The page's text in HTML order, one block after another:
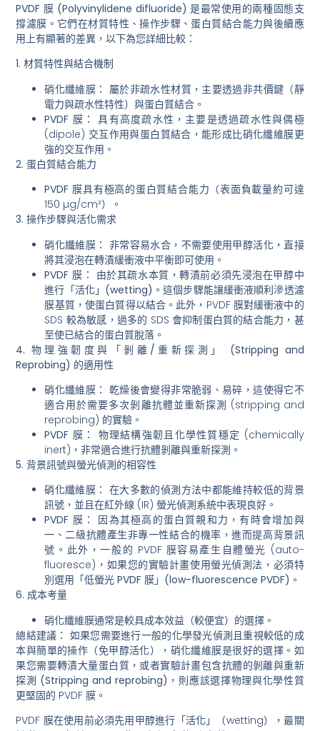
PVDF 膜 (Polyvinylidene difluoride) 是最常使用的兩種固態支
撐濾膜。它們在材質特性、操作步驟、蛋白質結合能力與後續應
用上有顯著的差異，以下為您詳細比較：
1. 材質特性與結合機制
硝化纖維膜： 屬於非疏水性材質，主要透過非共價鍵（靜
電力與疏水性特性）與蛋白質結合。
PVDF 膜： 具有高度疏水性，主要是透過疏水性與偶極
(dipole) 交互作用與蛋白質結合，能形成比硝化纖維膜更
強的交互作用。
2. 蛋白質結合能力
PVDF 膜具有極高的蛋白質結合能力（表面負載量約可達
150 µg/cm²）。
3. 操作步驟與活化需求
硝化纖維膜： 非常容易水合， 不需要使用甲醇活化，直接
將其浸泡在轉漬緩衝液中平衡即可使用。
PVDF 膜： 由於其疏水本質，轉漬前必須先浸泡在甲醇中
進行「活化」(wetting) 。這個步驟能讓緩衝液順利滲透濾
膜基質，使蛋白質得以結合。此外，PVDF 膜對緩衝液中的
SDS 較為敏感，過多的 SDS 會抑制蛋白質的結合能力，甚
至使已結合的蛋白質脫落。
4. 物理強韌度與「剝離/重新探測」 (Stripping and
Reprobing) 的適用性
硝化纖維膜： 乾燥後會變得非常脆弱、易碎，這使得它不
適合用於需要多次剝離抗體並重新探測 (stripping and
reprobing) 的實驗。
PVDF 膜：
物理結構強韌且化學性質穩定 (chemically
inert)，非常適合進行抗體剝離與重新探測 。
5. 背景訊號與螢光偵測的相容性
硝化纖維膜： 在大多數的偵測方法中都能維持較低的背景
訊號，並且在紅外線 (IR) 螢光偵測系統中表現良好。
PVDF 膜：
因為其極高的蛋白質親和力，有時會增加與
一、二級抗體產生非專一性結合的機率，進而提高背景訊
號。此外，一般的 PVDF 膜容易產生自體螢光 (auto-
fluoresce)，如果您的實驗計畫使用螢光偵測法， 必須特
別選用「低螢光 PVDF 膜」(low-fluorescence PVDF) 。
6. 成本考量
硝化纖維膜通常是較具成本效益（較便宜）的選擇。
總結建議： 如果您需要進行一般的化學發光偵測 且重視較低的成
本與簡單的操作 （免甲醇活化），硝化纖維膜是很好的選擇。如
果您需要轉漬大量蛋白質，或者實驗計畫包含抗體的剝離與重新
探測 (Stripping and reprobing) ，則應該選擇物理與化學性質
更堅固的 PVDF 膜。
PVDF 膜在使用前必須先用甲醇進行「活化」（wetting），最關